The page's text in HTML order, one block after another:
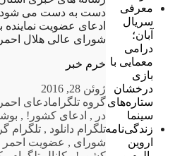
معرفی
سریال
آبان؛
درامی
معمایی با
بازی
درخشان
ستاره‌های
سینما
زندگی‌نامه
اروین
دست به دست می
ادعای عضویت نماینده
شورای عالی هلال
خرم خبر
ژوئن 28, 2016
گروه تلگرامادعای احمر
در , ادعای کشور! ,
تلگرام دانلود , تلگرام
شورای , عضویت احمر